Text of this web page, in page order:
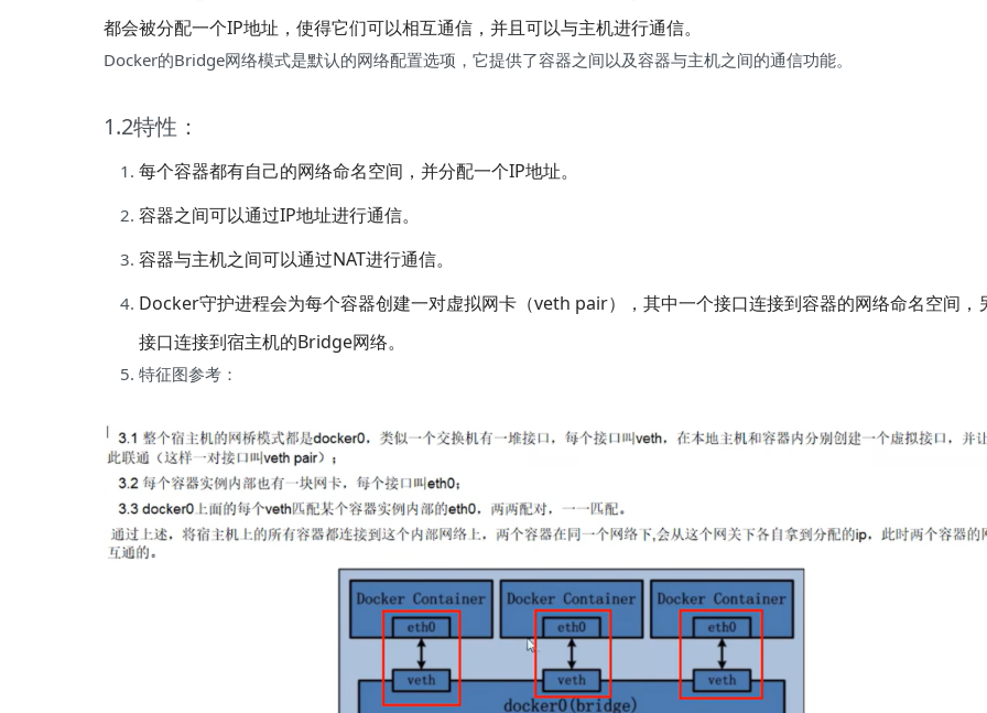
都会被分配一个IP地址，使得它们可以相互通信，并且可以与主机进行通信。
Docker的Bridge网络模式是默认的网络配置选项，它提供了容器之间以及容器与主机之间的通信功能。
1.2特性：
每个容器都有自己的网络命名空间，并分配一个IP地址。
容器之间可以通过IP地址进行通信。
容器与主机之间可以通过NAT进行通信。
Docker守护进程会为每个容器创建一对虚拟网卡（veth pair），其中一个接口连接到容器的网络命名空间，
接口连接到宿主机的Bridge网络。
特征图参考：